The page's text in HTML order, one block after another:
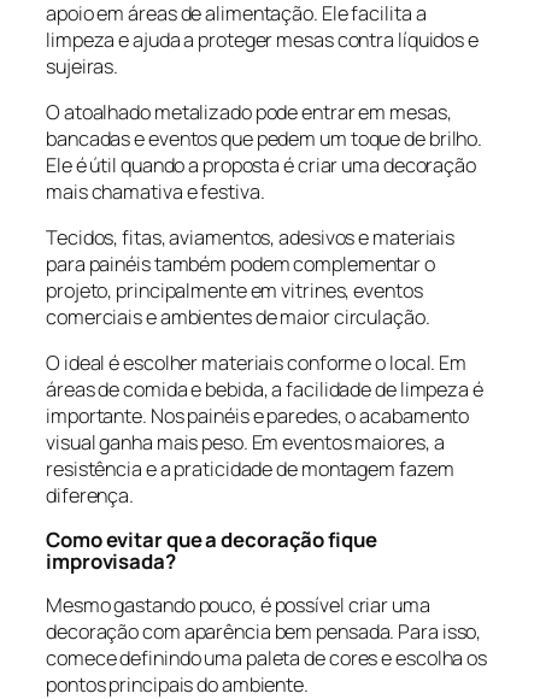
apoio em áreas de alimentação. Ele facilita a
limpeza e ajuda a proteger mesas contra líquidos e
sujeiras.
O atoalhado metalizado pode entrar em mesas,
bancadas e eventos que pedem um toque de brilho.
Ele é útil quando a proposta é criar uma decoração
mais chamativa e festiva.
Tecidos, fitas, aviamentos, adesivos e materiais
para painéis também podem complementar o
projeto, principalmente em vitrines, eventos
comerciais e ambientes de maior circulação.
O ideal é escolher materiais conforme o local. Em
áreas de comida e bebida, a facilidade de limpeza é
importante. Nos painéis e paredes, o acabamento
visual ganha mais peso. Em eventos maiores, a
resistência e a praticidade de montagem fazem
diferença.
Como evitar que a decoração fique
improvisada?
Mesmo gastando pouco, é possível criar uma
decoração com aparência bem pensada. Para isso,
comece definindo uma paleta de cores e escolha os
pontos principais do ambiente.